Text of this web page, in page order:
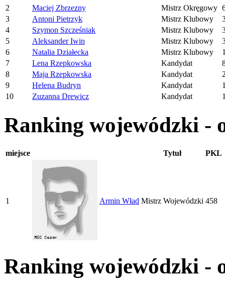
2 Maciej Zbrzezny Mistrz Okręgowy
3
Antoni Pietrzyk Mistrz Klubowy
4
Szymon Szcześniak Mistrz Klubowy
5
Aleksander Iwin Mistrz Klubowy
6
Natalia Działecka Mistrz Klubowy
7
Lena Rzepkowska Kandydat
8
Maja Rzepkowska Kandydat
9
Helena Budryn Kandydat
10
Zuzanna Drewicz Kandydat
Ranking wojewódzki -
miejsce Tytuł PKL
1 Armin Wład Mistrz Wojewódzki 458
Ranking wojewódzki -